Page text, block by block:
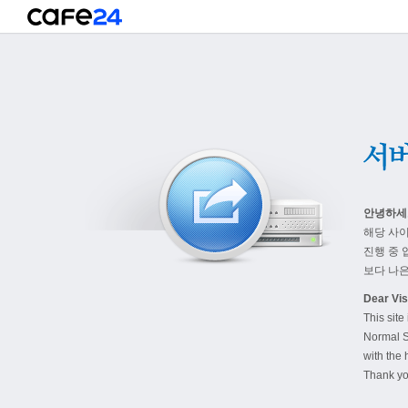
안녕하
해당 사
진행 중
보다 나
Dear
This site
Normal
with the
Thank